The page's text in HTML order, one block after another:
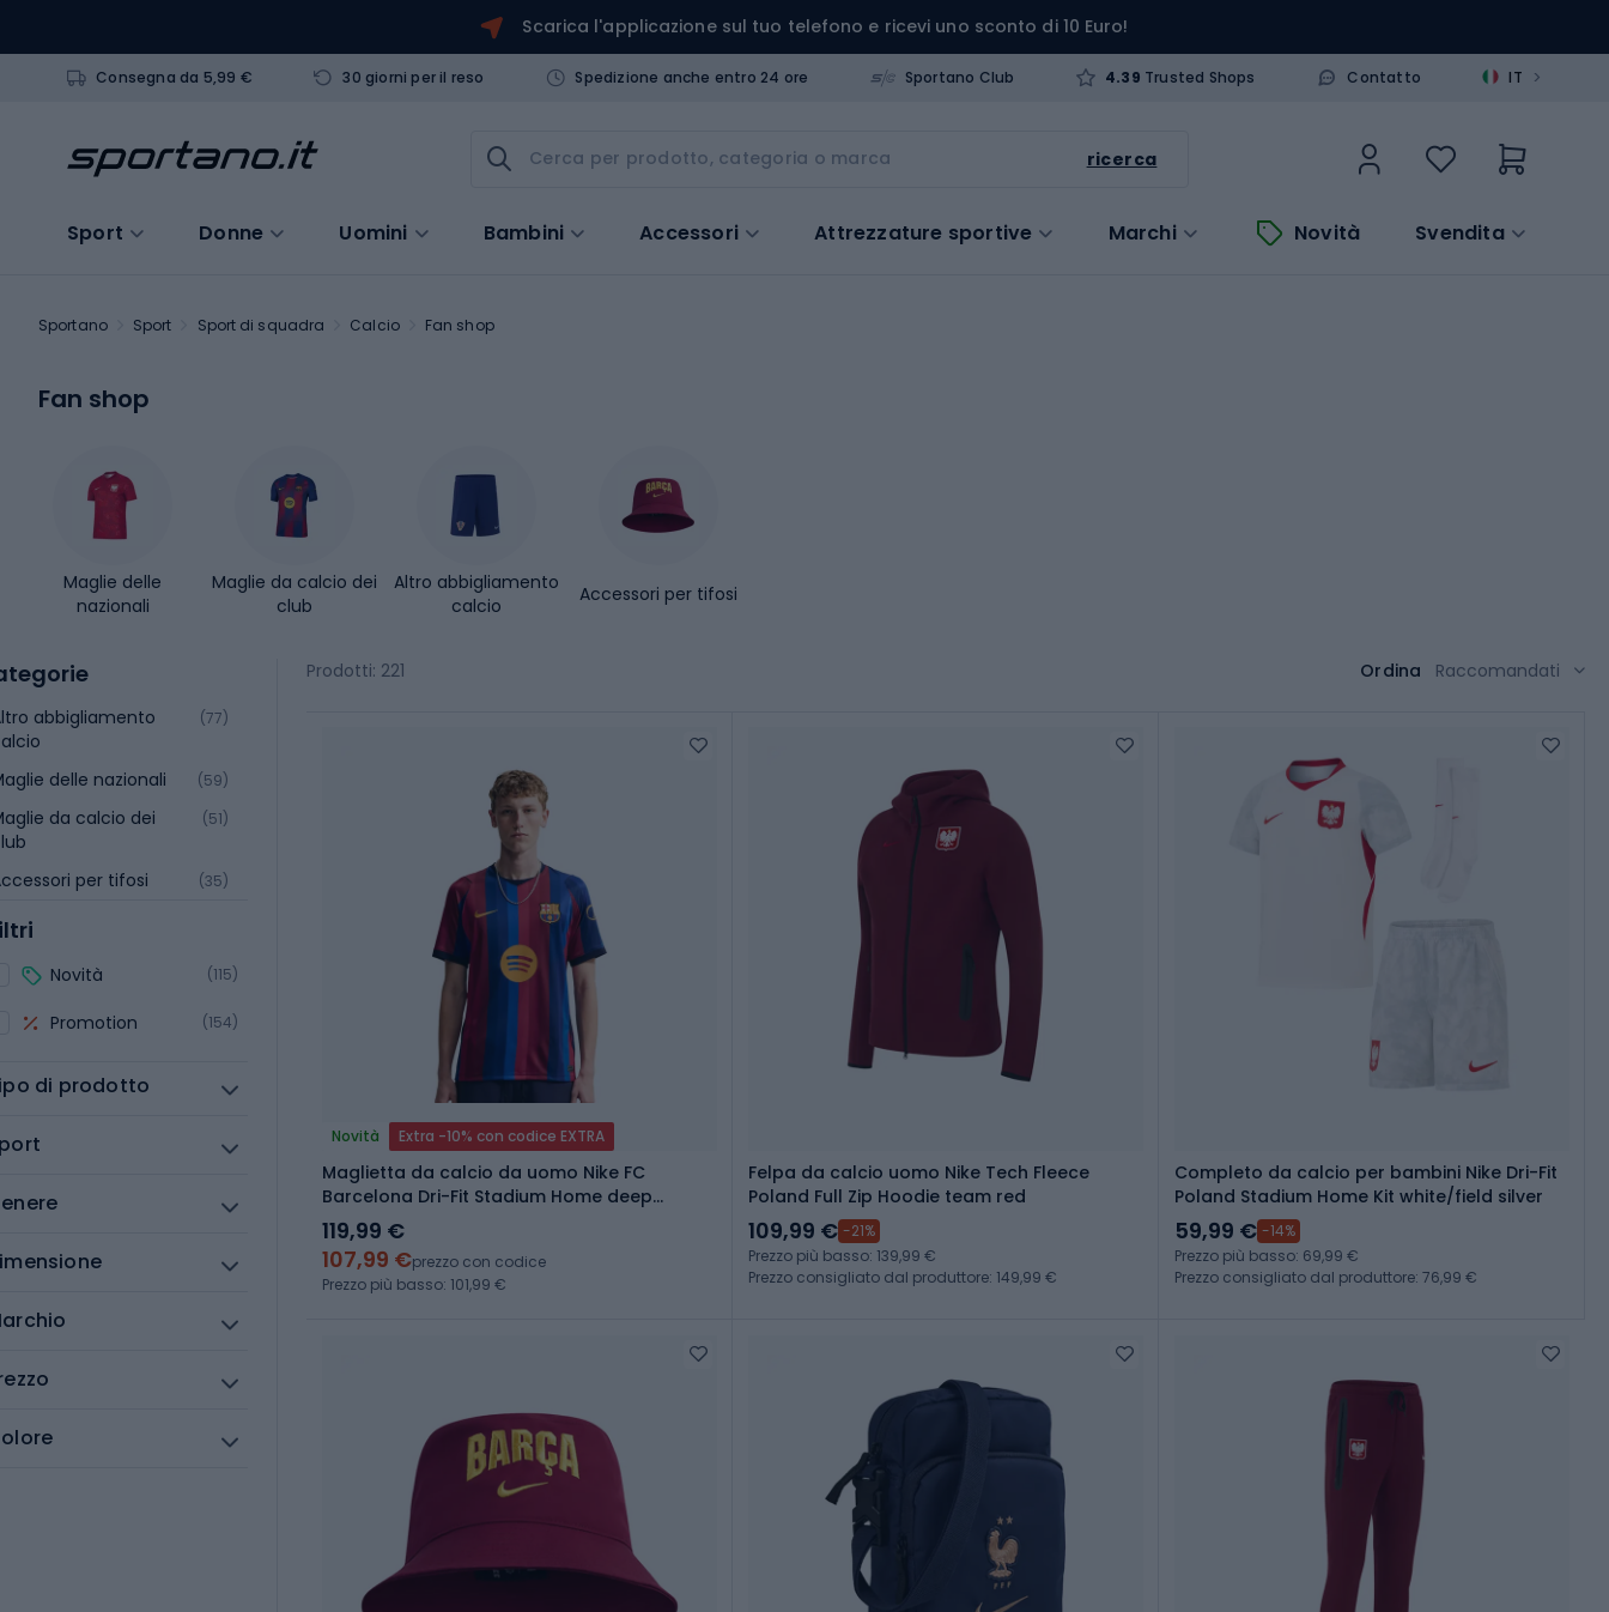
Scarica l'applicazione sul tuo telefono e ricevi uno sconto di 10 Euro!
Consegna da 5,99 € 30 giorni per il reso Spedizione anche entro 24 ore Sportano Club 4.39 Trusted Shops Contatto IT >
ricerca
Sport Donne Uomini Bambini Accessori Attrezzature sportive Marchi Novità Svendita
Sportano Sport Sport di squadra Calcio Fan shop
Fan shop
Maglie delle
nazionali
Maglie da calcio dei
club
Altro abbigliamento
calcio
Accessori per tifosi
abbigliamento
(77)
delle nazionali (59)
da calcio dei
(51)
per tifosi (35)
Novità (115)
Promotion (154)
di prodotto
Prodotti: 221 Ordina Raccomandati
Novità Extra -10% con codice EXTRA
Maglietta da calcio da uomo Nike FC
Barcelona Dri-Fit Stadium Home deep
garnet/blue void/mineral yellow
119,99 €
107,99 €prezzo con codice
Prezzo più basso: 101,99 €
Felpa da calcio uomo Nike Tech Fleece
Poland Full Zip Hoodie team red
109,99 € -21%
Prezzo più basso: 139,99 €
Prezzo consigliato dal produttore: 149,99 €
Completo da calcio per bambini Nike Dri-Fit
Poland Stadium Home Kit white/field silver
59,99 € -14%
Prezzo più basso: 69,99 €
Prezzo consigliato dal produttore: 76,99 €